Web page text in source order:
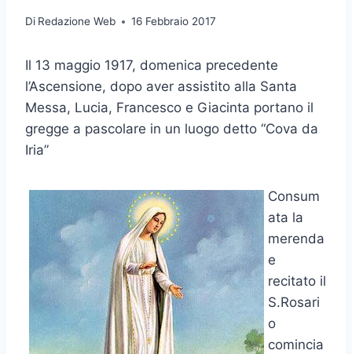
Di Redazione Web 16 Febbraio 2017
Il 13 maggio 1917, domenica precedente
l’Ascensione, dopo aver assistito alla Santa
Messa, Lucia, Francesco e Giacinta portano il
gregge a pascolare in un luogo detto “Cova da
Iria”
Consum
ata la
merenda
e
recitato il
S.Rosari
o
comincia